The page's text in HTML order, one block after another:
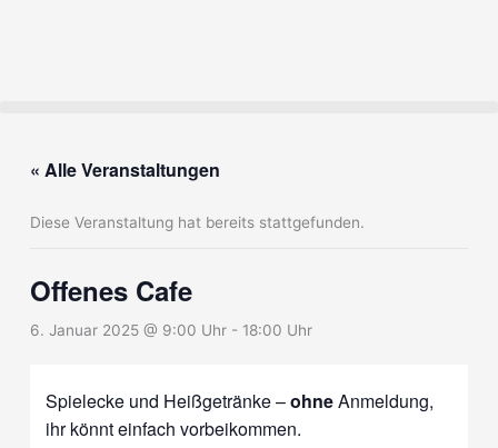
« Alle Veranstaltungen
Diese Veranstaltung hat bereits stattgefunden.
Offenes Cafe
6. Januar 2025 @ 9:00 Uhr - 18:00 Uhr
Spielecke und Heißgetränke –ohneAnmeldung,
ihr könnt einfach vorbeikommen.